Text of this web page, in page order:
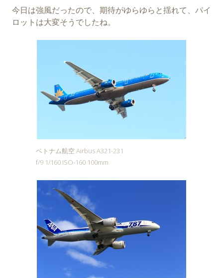
今日は強風だったので、期待がゆらゆらと揺れて、パイ
ロットは大変そうでしたね。
ベトナム航空 Airbus A321-231
f/9 1/160 ISO-160 100mm